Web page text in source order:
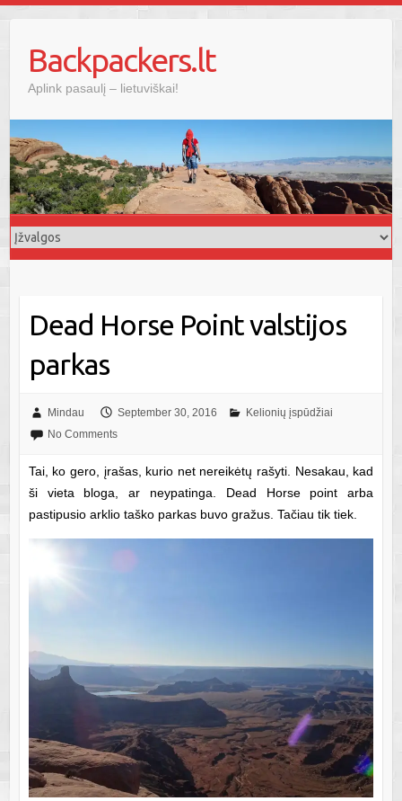
contentBackpackers.lt
Aplink pasaulį – lietuviškai!
Dead Horse Point valstijos
parkas
Mindau September 30, 2016
Kelionių įspūdžiai
No Comments
Tai, ko gero, įrašas, kurio net nereikėtų rašyti. Nesakau, kad
ši vieta bloga, ar neypatinga. Dead Horse point arba
pastipusio arklio taško parkas buvo gražus. Tačiau tik tiek.